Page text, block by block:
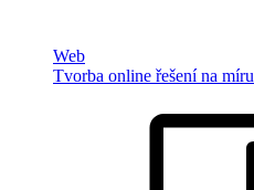
Web
Tvorba online řešení na míru